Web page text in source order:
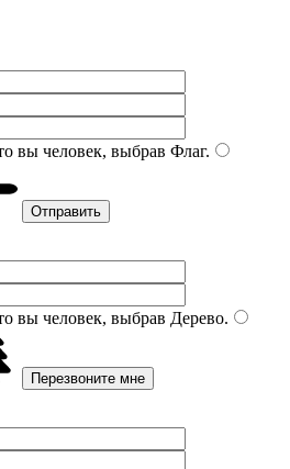
вы человек, выбрав Флаг.
вы человек, выбрав Дерево.